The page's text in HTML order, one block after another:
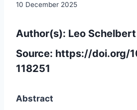
10 December 2025
Author(s): Leo Schelbert
Source: https://doi.org/
118251
Abstract